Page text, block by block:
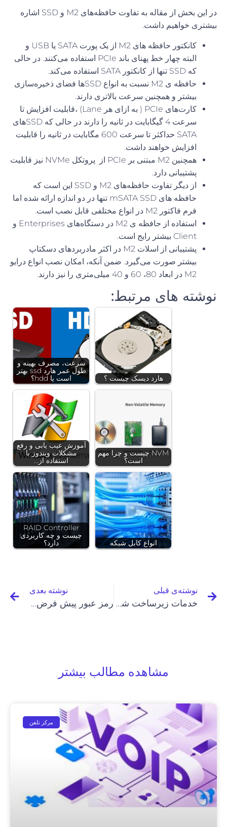
در این بخش از مقاله به تفاوت حافظه‌های M2 و SSD
اشاره
بیشتری خواهیم داشت.
کانکتور حافظه های M2 از یک پورت SATA یاUSB
و
البته چهار خط پهنای باندPCIe استفاده میکنند. در حالی
کهSSD تنها از کانکتور استفاده میکند.
حافظه یM2 نسبت به انواعSSD‌‌ ها فضای ذخیرهسازی
بیشتر و همچنین سرعت بالاتری دارند.
کارتهایPCIe ( به ازای هر
،قابلیت افزایش تا
سرعت4 گیگابایت در ثانیه را دارند در حالی کهSSD
های
SATA حداکثر تا سرعت600
مگابایت در ثانیه را قابلیت
افزایش خواهند داشت.
همچنینM2 مبتنی بر از پروتکلNVMe
نیز قابلیت
پشتیبانی دارد.
از دیگر تفاوت حافظه‌های M2 و SSD این است که
حافظه های mSATA SSD تنها در دو اندازه ارائه شده اما
فرم فاکتور
در انواع مختلفی قابل نصب است.
استفاده از حافظه ی M2 در دستگاههایEnterprises
و
Client بیشتر رایج است.
پشتیبانی از اسلاتM2
در اکثر مادربردهای دسکتاپ
بیشتر صورت میگیرد. ضمن آنکه، امکان نصب انواع درایو
M2 در ابعاد80 ،60 و40 میلیمتری را نیز دارند.
نوشته های مرتبط:
سرعت، مصرف بهینه و
طول عمر هارد ssd بهتر
است یا hdd؟
هارد دیسک چیست ؟
آموزش عیب یابی و رفع
مشکلات ویندوز با
استفاده از…
NVM چیست و چرا مهم
است؟
RAID Controller
چیست و چه کاربردی
دارد؟
انواع کابل شبکه
نوشته‌ی قبلی
خدمات زیرساخت شبکه چیست و شامل چه مواردی می‌شود؟
نوشته بعدی
رمز عبور پیش فرض دوربین‌های IP چیست؟
مشاهده مطالب بیشتر
مرکز تلفن